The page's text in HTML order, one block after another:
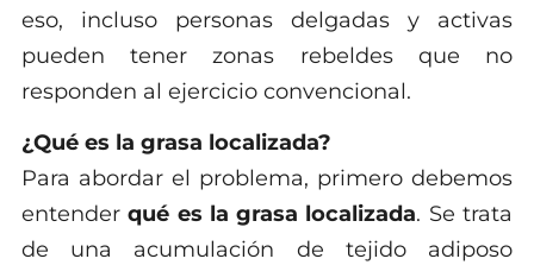
eso, incluso personas delgadas y activas
pueden tener zonas rebeldes que no
responden al ejercicio convencional.
¿Qué es la grasa localizada?
Para abordar el problema, primero debemos
entenderqué es la grasa localizada. Se trata
de una acumulación de tejido adiposo